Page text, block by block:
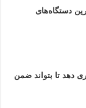
دستگاه‌های
دهد تا بتواند ضمن